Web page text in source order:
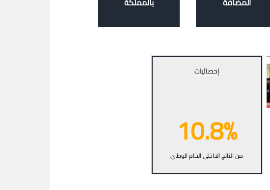
إحصائيات
10.8%
من الناتج الداخلي الخام الوطني